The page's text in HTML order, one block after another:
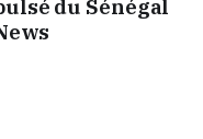
du Sénégal